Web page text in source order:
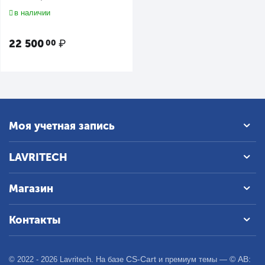
в наличии
22 50000 ₽
Моя учетная запись
LAVRITECH
Магазин
Контакты
© 2022 - 2026 Lavritech. На базе CS-Cart и премиум темы — © AB: